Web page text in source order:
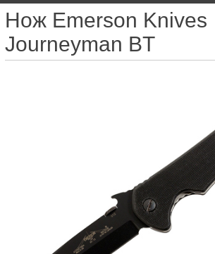
Нож Emerson Knives
Journeyman BT